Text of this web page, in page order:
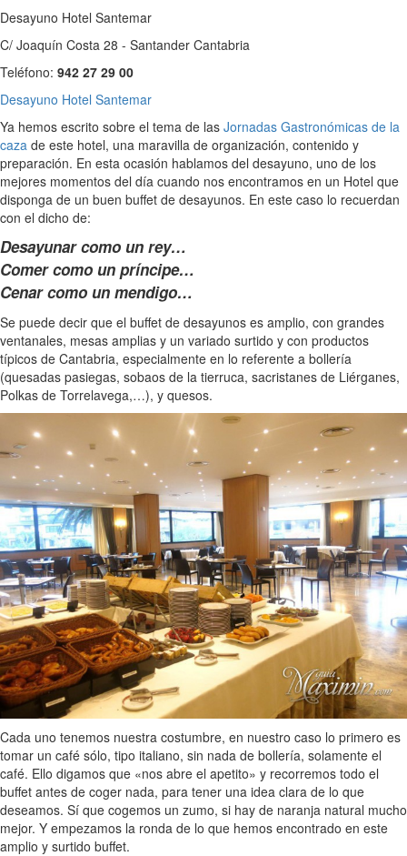
Desayuno Hotel Santemar
C/ Joaquín Costa 28 - Santander Cantabria
Teléfono: 942 27 29 00
Desayuno Hotel Santemar
Ya hemos escrito sobre el tema de las Jornadas Gastronómicas de la
caza de este hotel, una maravilla de organización, contenido y
preparación. En esta ocasión hablamos del desayuno, uno de los
mejores momentos del día cuando nos encontramos en un Hotel que
disponga de un buen buffet de desayunos. En este caso lo recuerdan
con el dicho de:
Desayunar como un rey…
Comer como un príncipe…
Cenar como un mendigo…
Se puede decir que el buffet de desayunos es amplio, con grandes
ventanales, mesas amplias y un variado surtido y con productos
típicos de Cantabria, especialmente en lo referente a bollería
(quesadas pasiegas, sobaos de la tierruca, sacristanes de Liérganes,
Polkas de Torrelavega,…), y quesos.
Cada uno tenemos nuestra costumbre, en nuestro caso lo primero es
tomar un café sólo, tipo italiano, sin nada de bollería, solamente el
café. Ello digamos que «nos abre el apetito» y recorremos todo el
buffet antes de coger nada, para tener una idea clara de lo que
deseamos. Sí que cogemos un zumo, si hay de naranja natural mucho
mejor. Y empezamos la ronda de lo que hemos encontrado en este
amplio y surtido buffet.